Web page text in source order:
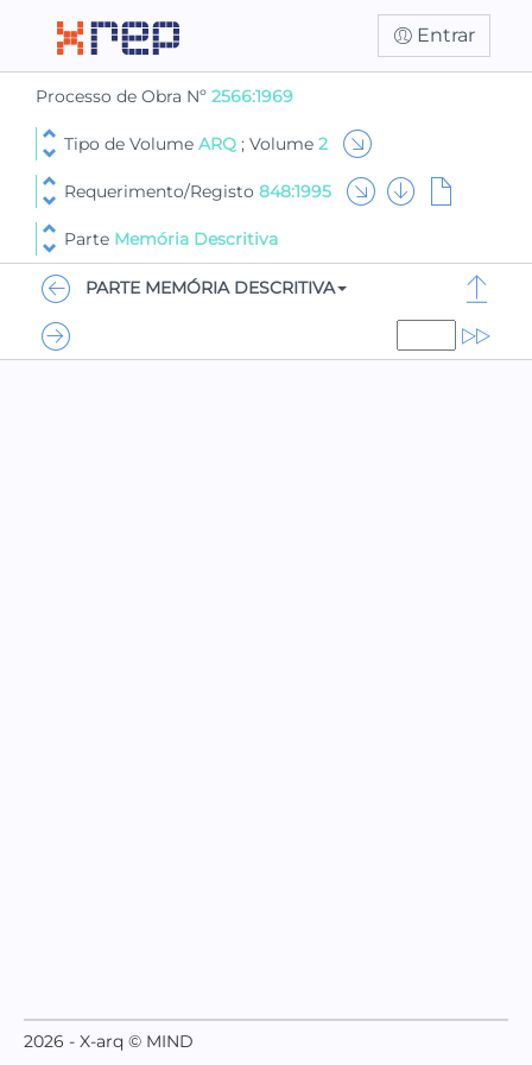
Entrar
Processo de Obra Nº 2566:1969
Tipo de Volume ARQ ; Volume 2
Requerimento/Registo 848:1995
Parte Memória Descritiva
PARTE MEMÓRIA DESCRITIVA
2026 - X-arq © MIND